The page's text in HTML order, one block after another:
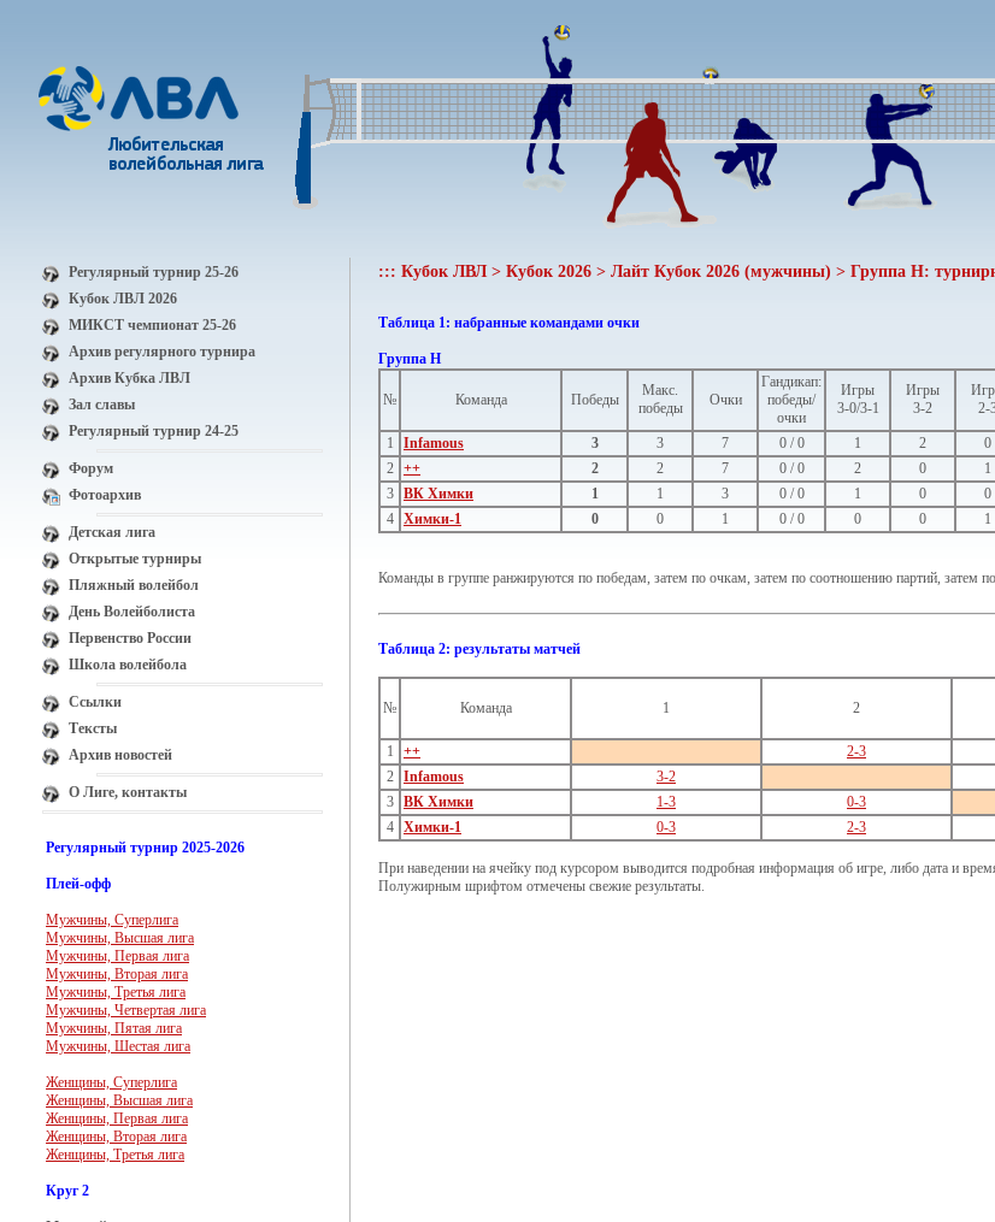
Регулярный турнир 25-26
Кубок ЛВЛ 2026
МИКСТ чемпионат 25-26
Архив регулярного турнира
Архив Кубка ЛВЛ
Зал славы
Регулярный турнир 24-25
Форум
Фотоархив
Детская лига
Открытые турниры
Пляжный волейбол
День Волейболиста
Первенство России
Школа волейбола
Ссылки
Тексты
Архив новостей
О Лиге, контакты
Регулярный турнир 2025-2026
Плей-офф
Мужчины, Суперлига
Мужчины, Высшая лига
Мужчины, Первая лига
Мужчины, Вторая лига
Мужчины, Третья лига
Мужчины, Четвертая лига
Мужчины, Пятая лига
Мужчины, Шестая лига
Женщины, Суперлига
Женщины, Высшая лига
Женщины, Первая лига
Женщины, Вторая лига
Женщины, Третья лига
Круг 2
::: Кубок ЛВЛ > Кубок 2026 > Лайт Кубок 2026 (мужчины) > Группа H:
Таблица 1: набранные командами очки
Группа H
№ Команда Победы
Макс.
победы
Очки
Гандикап:
победы/
очки
Игры
3-0/3-1
Игры
3-2
2-
1 Infamous 3 3 7 0 / 0 1 2 0
2
++ 2 2 7 0 / 0 2 0 1
3
ВК Химки 1 1 3 0 / 0 1 0 0
4
Химки-1 0 0 1 0 / 0 0 0 1
Команды в группе ранжируются по победам, затем по очкам, затем по соотношению партий, затем
Таблица 2: результаты матчей
№ Команда 1 2
1 ++ 2-3
2
Infamous 3-2
3
ВК Химки 1-3 0-3
4
Химки-1 0-3 2-3
При наведении на ячейку под курсором выводится подробная информация об игре, либо дата и
Полужирным шрифтом отмечены свежие результаты.